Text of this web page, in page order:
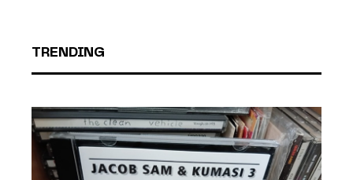
TRENDING